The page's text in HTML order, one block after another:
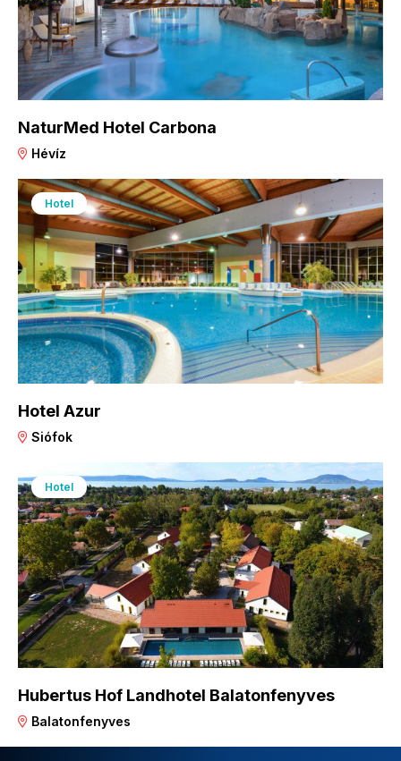
NaturMed Hotel Carbona
Hévíz
Hotel
Hotel Azur
Siófok
Hotel
Hubertus Hof Landhotel Balatonfenyves
Balatonfenyves